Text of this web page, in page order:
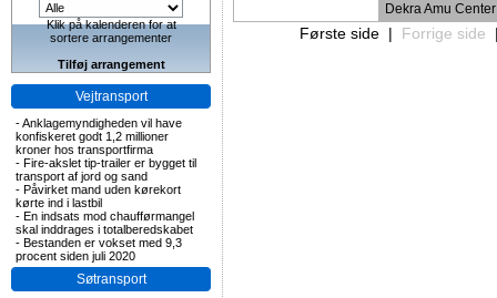
Klik på kalenderen for at
sortere arrangementer
Tilføj arrangement
Vejtransport
-Anklagemyndigheden vil have
konfiskeret godt 1,2 millioner
kroner hos transportfirma
- Fire-akslet tip-trailer er bygget til
transport af jord og sand
- Påvirket mand uden kørekort
kørte ind i lastbil
- En indsats mod chaufførmangel
skal inddrages i totalberedskabet
- Bestanden er vokset med 9,3
procent siden juli 2020
Søtransport
Dekra Amu
Første side | Forrige side